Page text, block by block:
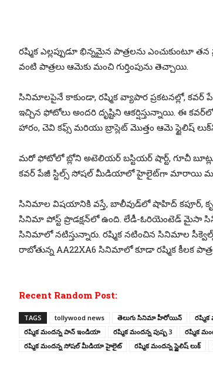
రష్మిక ఎల్లప్పుడూ భిన్నమైన పాత్రలను ఎంచుకుంటూ
వంటి పాత్రలు ఆమెకు మంచి గుర్తింపును తెచ్చాయి.
సినిమాలపైనే కాకుండా, రష్మిక వ్యాపార ప్రకటనల్లో,
ఇచ్చిన ఫోటోలు అందరి దృష్టిని ఆకర్షిస్తున్నాయి. ఈ
హారం, చెవి కఫ్స్ మరియు బ్రాస్లెట్ మొత్తం ఆమె స్టైలిష్
మరో ఫోటోలో బ్లోని అటెలియర్ బస్టియర్ షార్ట్, గూచీ
కవర్ పేజీ స్టిల్స్ సోషల్ మీడియాలో హైలైట్‌గా మారాయి
సినిమాల విషయానికి వస్తే, బాలీవుడ్‌లో షాహిద్ కపూర్,
సినిమా పోస్ట్ ప్రొడక్షన్‌లో ఉంది. లేడీ-ఓరియెంటెడ్ మైసా
సినిమాలో నటిస్తున్నారు. రష్మిక నటించిన సినిమాల
రాబోతున్న AA22XA6 సినిమాలో కూడా రష్మిక కీలక
Recent Random Post:
TAGS tollywood news తెలుగు సినిమా హీరోయిన్ రష్మిక
రష్మిక మందన్న పాన్ ఇండియా
రష్మిక మందన్న పుష్ప 3 రష్మిక
రష్మిక మందన్న సోషల్ మీడియా హైలైట్
రష్మిక మందన్న స్టైలిష్ లుక్